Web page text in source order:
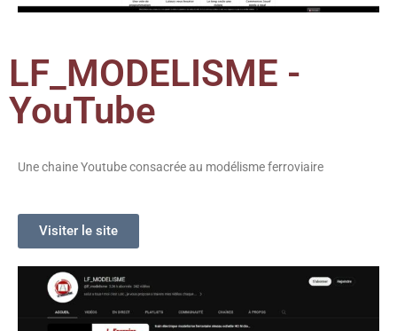
LF_MODELISME -
YouTube
Une chaine Youtube consacrée au modélisme ferroviaire
Visiter le site